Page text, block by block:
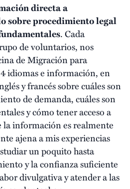
directa a
sobre procedimiento legal
. Cada
de voluntarios, nos
de Migración para
idiomas e información, en
y francés sobre cuáles son
de demanda, cuáles son
y cómo tener acceso a
la información es realmente
ajena a mis experiencias
un poquito hasta
y la confianza suficiente
divulgativa y atender a las